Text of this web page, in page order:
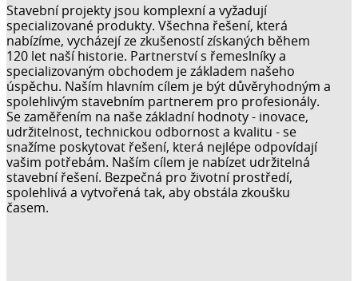
Stavební projekty jsou komplexní a vyžadují
specializované produkty. Všechna řešení, která
nabízíme, vycházejí ze zkušeností získaných během
120 let naší historie. Partnerství s řemeslníky a
specializovaným obchodem je základem našeho
úspěchu. Naším hlavním cílem je být důvěryhodným a
spolehlivým stavebním partnerem pro profesionály.
Se zaměřením na naše základní hodnoty - inovace,
udržitelnost, technickou odbornost a kvalitu - se
snažíme poskytovat řešení, která nejlépe odpovídají
vašim potřebám. Naším cílem je nabízet udržitelná
stavební řešení. Bezpečná pro životní prostředí,
spolehlivá a vytvořená tak, aby obstála zkoušku
časem.